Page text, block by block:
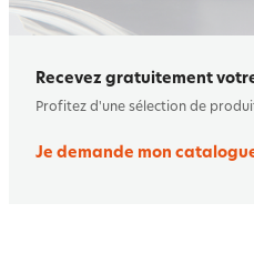
Recevez gratuitement
Profitez d'une sélection de
Je demande mon